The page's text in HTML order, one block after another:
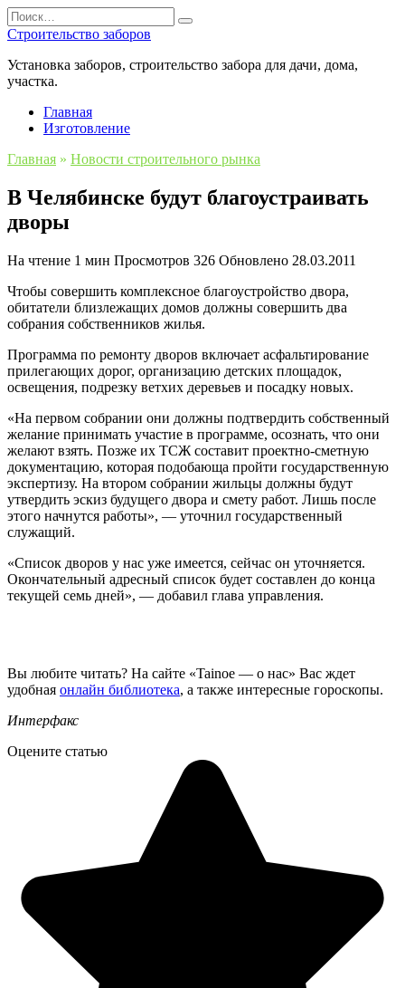
Перейти
к
содержанию
Search
for:
Строительство заборов
Установка заборов, строительство забора для дачи, дома,
участка.
Главная
Изготовление
Главная » Новости строительного рынка
В Челябинске будут благоустраивать
дворы
На чтение 1 мин Просмотров 326 Обновлено 28.03.2011
Чтобы совершить комплексное благоустройство двора,
обитатели близлежащих домов должны совершить два
собрания собственников жилья.
Программа по ремонту дворов включает асфальтирование
прилегающих дорог, организацию детских площадок,
освещения, подрезку ветхих деревьев и посадку новых.
«На первом собрании они должны подтвердить собственный
желание принимать участие в программе, осознать, что они
желают взять. Позже их ТСЖ составит проектно-сметную
документацию, которая подобающа пройти государственную
экспертизу. На втором собрании жильцы должны будут
утвердить эскиз будущего двора и смету работ. Лишь после
этого начнутся работы», — уточнил государственный
служащий.
«Список дворов у нас уже имеется, сейчас он уточняется.
Окончательный адресный список будет составлен до конца
текущей семь дней», — добавил глава управления.
Вы любите читать? На сайте «Tainoe — о нас» Вас ждет
удобная онлайн библиотека, а также интересные гороскопы.
Интерфакс
Оцените статью